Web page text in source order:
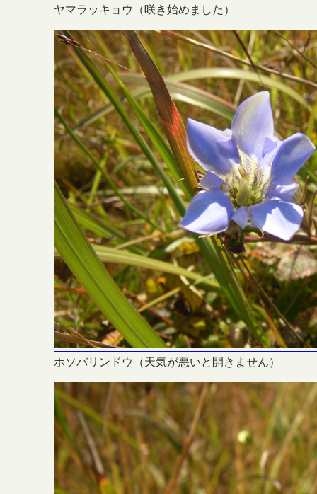
ヤマラッキョウ（咲き始めました）
ホソバリンドウ（天気が悪いと開きません）